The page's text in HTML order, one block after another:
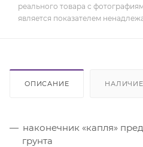
реального товара с
является показателем
ОПИСАНИЕ НАЛИЧИЕ
наконечник «капля»
грунта